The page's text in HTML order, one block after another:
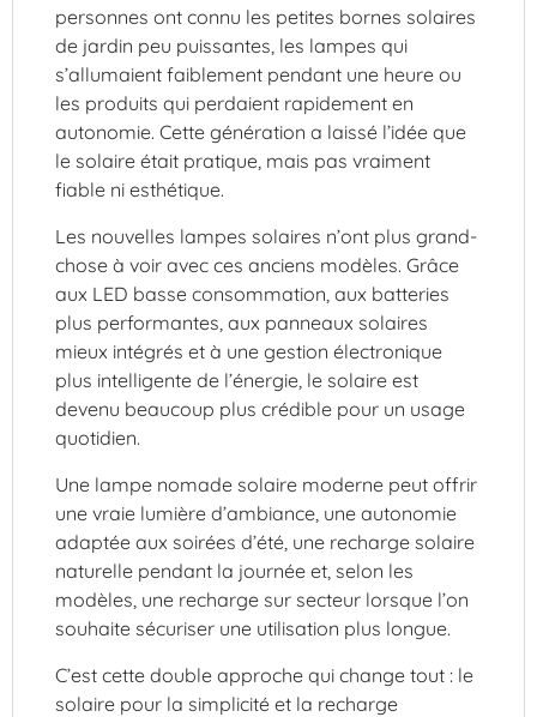
personnes ont connu les petites bornes solaires
de jardin peu puissantes, les lampes qui
s’allumaient faiblement pendant une heure ou
les produits qui perdaient rapidement en
autonomie. Cette génération a laissé l’idée que
le solaire était pratique, mais pas vraiment
fiable ni esthétique.
Les nouvelles lampes solaires n’ont plus grand-
chose à voir avec ces anciens modèles. Grâce
aux LED basse consommation, aux batteries
plus performantes, aux panneaux solaires
mieux intégrés et à une gestion électronique
plus intelligente de l’énergie, le solaire est
devenu beaucoup plus crédible pour un usage
quotidien.
Une lampe nomade solaire moderne peut offrir
une vraie lumière d’ambiance, une autonomie
adaptée aux soirées d’été, une recharge solaire
naturelle pendant la journée et, selon les
modèles, une recharge sur secteur lorsque l’on
souhaite sécuriser une utilisation plus longue.
C’est cette double approche qui change tout : le
solaire pour la simplicité et la recharge